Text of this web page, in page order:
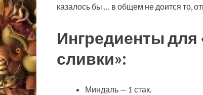
казалось бы … в общем не доится то,
Ингредиенты
сливки»:
Миндаль — 1 стак.